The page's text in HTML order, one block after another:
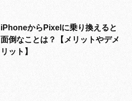
iPhoneからPixelに乗り換えると
面倒なことは？【メリットやデメ
リット】